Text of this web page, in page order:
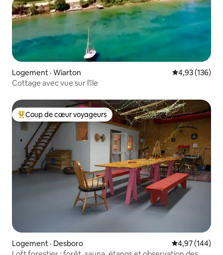
Logement · Wiarton Note
4,93 (136)
Cottage avec vue sur l'île
Coup de cœur voyageurs parmi les plus aimés
Coup de cœur voyageurs
Logement · Desboro Note
4,97 (144)